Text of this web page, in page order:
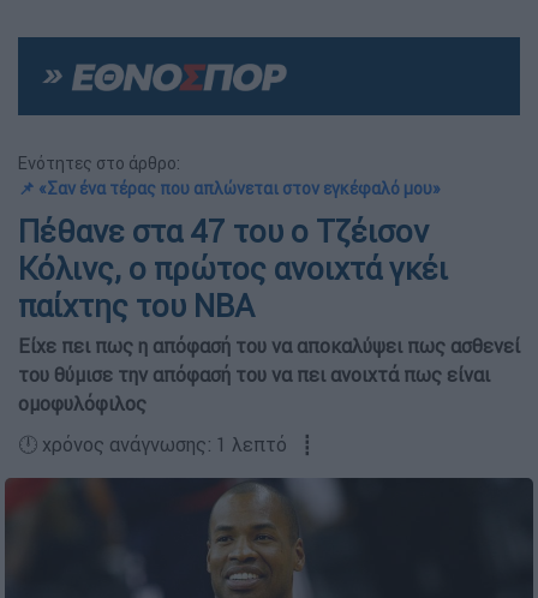
Ενότητες στο άρθρο:
📌 «Σαν ένα τέρας που απλώνεται στον εγκέφαλό μου»
Πέθανε στα 47 του ο Τζέισον
Κόλινς, ο πρώτος ανοιχτά γκέι
παίχτης του NBA
Είχε πει πως η απόφασή του να αποκαλύψει πως ασθενεί
του θύμισε την απόφασή του να πει ανοιχτά πως είναι
ομοφυλόφιλος
🕛 χρόνος ανάγνωσης: 1 λεπτό ┋